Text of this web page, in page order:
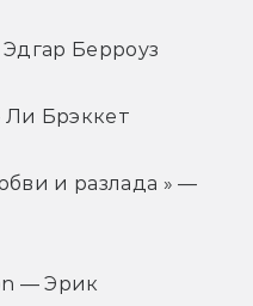
Берроуз
Брэккет
и разлада » —
— Эрик